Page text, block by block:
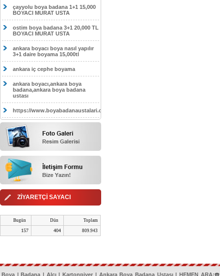
SOKULLU DAİRE BOYAMA 1000TL
çayyolu boya badana 1+1 15,000
BOYACI MURAT USTA
ostim boya badana 3+1 20,000 TL
BOYACI MURAT USTA
ankara boyacı boya nasıl yapılır
3+1 daire boyama 15,000tl
ankara iç cephe boyama
ankara boyacı,ankara boya
badana,ankara boya badana
ustası
https://www.boyabadanaustalari.com/
ZİYARETÇİ SAYACI
Bugün Dün Toplam
157 404 809.943
Boya | Badana | Alçı | Kartonpiyer | Ankara Boya Badana Ustası | HEMEN